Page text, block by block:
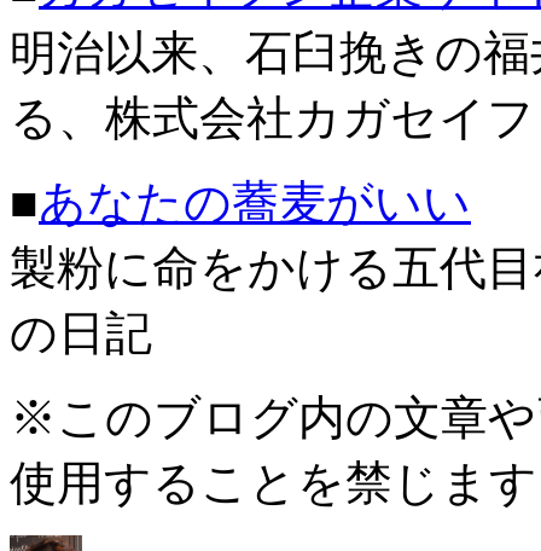
明治以来、石臼挽きの
る、株式会社カガセイ
■あなたの蕎麦がいい
製粉に命をかける五代
の日記
※このブログ内の文章
使用することを禁じま